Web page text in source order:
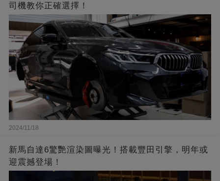
司機教你正確選擇！
2024/11/18
新馬自達6驚艷渲染圖曝光！搭載豐田引擎，明年或
迎震撼登場！